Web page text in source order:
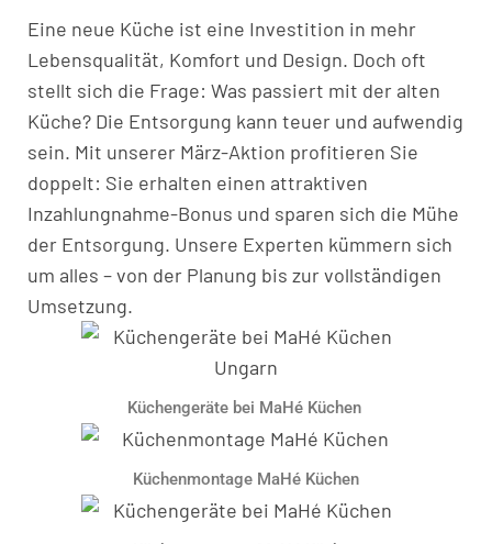
Eine neue Küche ist eine Investition in mehr
Lebensqualität, Komfort und Design. Doch oft
stellt sich die Frage: Was passiert mit der alten
Küche? Die Entsorgung kann teuer und aufwendig
sein. Mit unserer März-Aktion profitieren Sie
doppelt: Sie erhalten einen attraktiven
Inzahlungnahme-Bonus und sparen sich die Mühe
der Entsorgung. Unsere Experten kümmern sich
um alles – von der Planung bis zur vollständigen
Umsetzung.
Küchengerätebei MaHé Küchen
Küchenmontage MaHé Küchen